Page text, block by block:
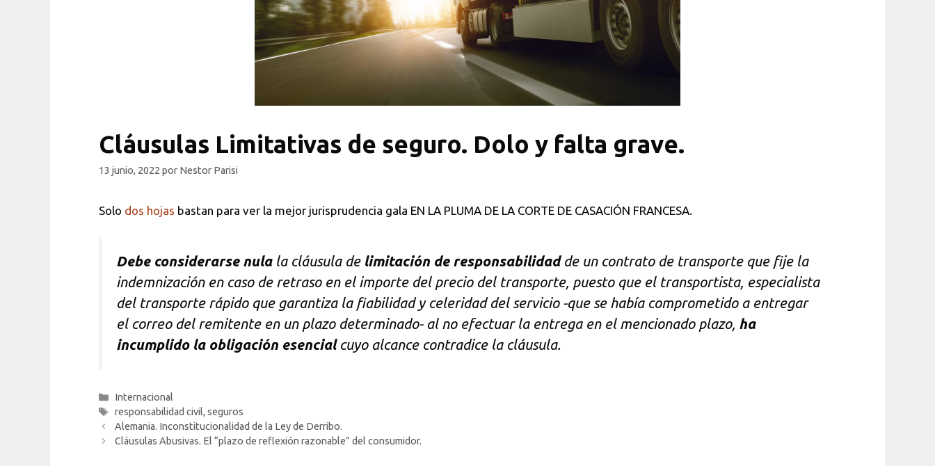
Cláusulas Limitativas de seguro. Dolo y falta grave.
13 junio, 2022 por Nestor Parisi
Solo dos hojas bastan para ver la mejor jurisprudencia gala EN LA PLUMA DE LA CORTE DE CASACIÓN FRANCESA.
Debe considerarse nulala cláusula de limitación de responsabilidadde un contrato de transporte que fije la
indemnización en caso de retraso en el importe del precio del transporte, puesto que el transportista, especialista
del transporte rápido que garantiza la fiabilidad y celeridad del servicio -que se había comprometido a entregar
el correo del remitente en un plazo determinado- al no efectuar la entrega en el mencionado plazo, ha
incumplido la obligación esencialcuyo alcance contradice la cláusula.
Categorías
Internacional
Etiquetas
responsabilidad civil,seguros
Alemania. Inconstitucionalidad de la Ley de Derribo.
Cláusulas Abusivas. El “plazo de reflexión razonable” del consumidor.